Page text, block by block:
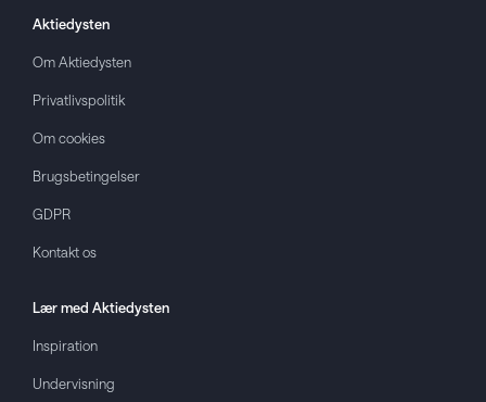
Aktiedysten
Om Aktiedysten
Privatlivspolitik
Om cookies
Brugsbetingelser
GDPR
Kontakt os
Lær med Aktiedysten
Inspiration
Undervisning